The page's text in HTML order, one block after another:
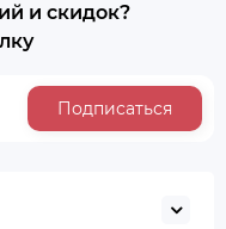
и скидок?
Подписаться